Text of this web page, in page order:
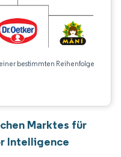
bestimmten Reihenfolge
Marktes für
Intelligence